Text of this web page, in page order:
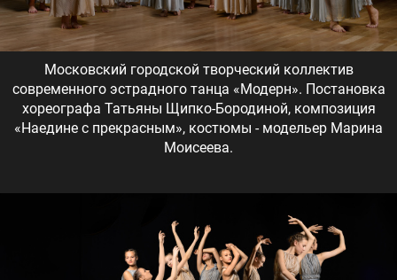
Московский городской творческий коллектив
современного эстрадного танца «Модерн». Постановка
хореографа Татьяны Щипко-Бородиной, композиция
«Наедине с прекрасным», костюмы - модельер Марина
Моисеева.